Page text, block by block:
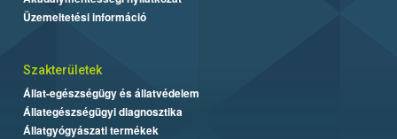
Üzemeltetési információ
Szakterületek
Állat-egészségügy és állatvédelem
Állategészségügyi diagnosztika
Állatgyógyászati termékek